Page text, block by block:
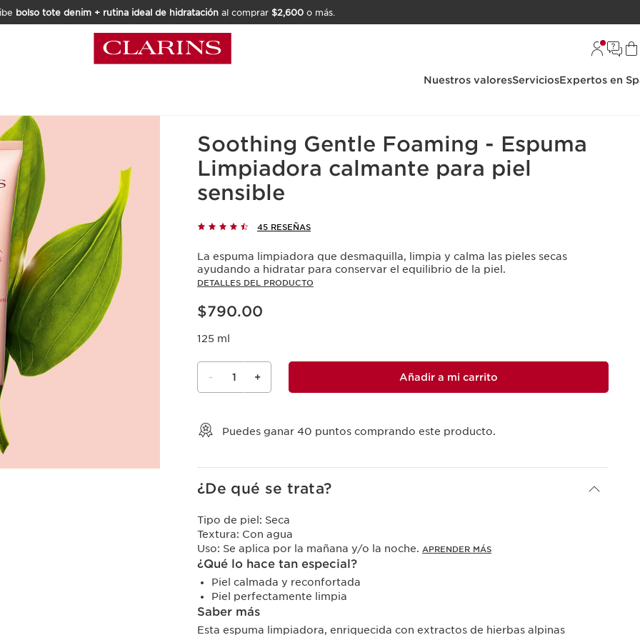
bolso tote denim + rutina ideal de hidratación al comprar $2,600 o más.
Nuestros valoresServiciosExpertos en
Soothing Gentle Foaming - Espuma
Limpiadora calmante para piel
sensible
45 RESEÑAS
La espuma limpiadora que desmaquilla, limpia y calma las pieles secas
ayudando a hidratar para conservar el equilibrio de la piel.
DETALLES DEL PRODUCTO
Precio actual $790.00
$790.00
125 ml
- 1 + Añadir a mi carrito
Puedes ganar 40 puntos comprando este producto.
¿De qué se trata?
Tipo de piel: Seca
Textura: Con agua
Uso: Se aplica por la mañana y/o la noche. APRENDER MÁS
¿Qué lo hace tan especial?
Piel calmada y reconfortada
Piel perfectamente limpia
Saber más
Esta espuma limpiadora, enriquecida con extractos de hierbas alpinas